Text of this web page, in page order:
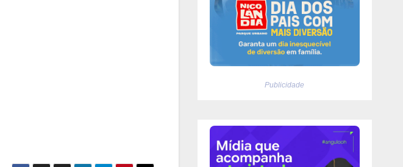
Publicidade